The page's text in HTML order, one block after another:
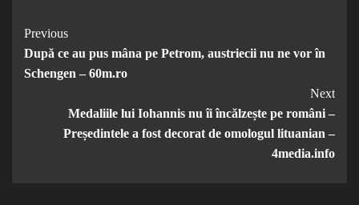
Post
Navigation
Previous
După ce au pus mâna pe Petrom, austriecii nu ne vor în
Schengen – 60m.ro
Next
Medaliile lui Iohannis nu îi încălzește pe români –
Președintele a fost decorat de omologul lituanian –
4media.info